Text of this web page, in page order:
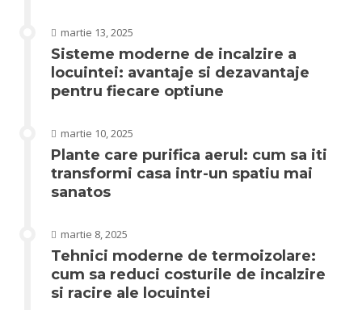
martie 13, 2025
Sisteme moderne de incalzire a
locuintei: avantaje si dezavantaje
pentru fiecare optiune
martie 10, 2025
Plante care purifica aerul: cum sa iti
transformi casa intr-un spatiu mai
sanatos
martie 8, 2025
Tehnici moderne de termoizolare:
cum sa reduci costurile de incalzire
si racire ale locuintei